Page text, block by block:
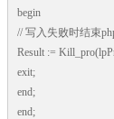
begin
// 写入失败时结束
Result :=
exit;
end;
end;